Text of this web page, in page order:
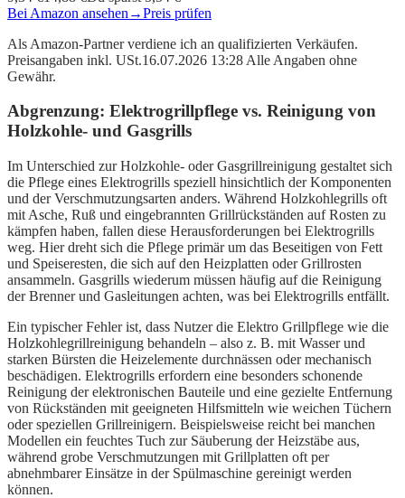
Bei Amazon ansehen →Preis prüfen
Als Amazon-Partner verdiene ich an qualifizierten Verkäufen.
Preisangaben inkl. USt.16.07.2026 13:28 Alle Angaben ohne
Gewähr.
Abgrenzung: Elektrogrillpflege vs. Reinigung von
Holzkohle- und Gasgrills
Im Unterschied zur Holzkohle- oder Gasgrillreinigung gestaltet sich
die Pflege eines Elektrogrills speziell hinsichtlich der Komponenten
und der Verschmutzungsarten anders. Während Holzkohlegrills oft
mit Asche, Ruß und eingebrannten Grillrückständen auf Rosten zu
kämpfen haben, fallen diese Herausforderungen bei Elektrogrills
weg. Hier dreht sich die Pflege primär um das Beseitigen von Fett
und Speiseresten, die sich auf den Heizplatten oder Grillrosten
ansammeln. Gasgrills wiederum müssen häufig auf die Reinigung
der Brenner und Gasleitungen achten, was bei Elektrogrills entfällt.
Ein typischer Fehler ist, dass Nutzer die Elektro Grillpflege wie die
Holzkohlegrillreinigung behandeln – also z. B. mit Wasser und
starken Bürsten die Heizelemente durchnässen oder mechanisch
beschädigen. Elektrogrills erfordern eine besonders schonende
Reinigung der elektronischen Bauteile und eine gezielte Entfernung
von Rückständen mit geeigneten Hilfsmitteln wie weichen Tüchern
oder speziellen Grillreinigern. Beispielsweise reicht bei manchen
Modellen ein feuchtes Tuch zur Säuberung der Heizstäbe aus,
während grobe Verschmutzungen mit Grillplatten oft per
abnehmbarer Einsätze in der Spülmaschine gereinigt werden
können.